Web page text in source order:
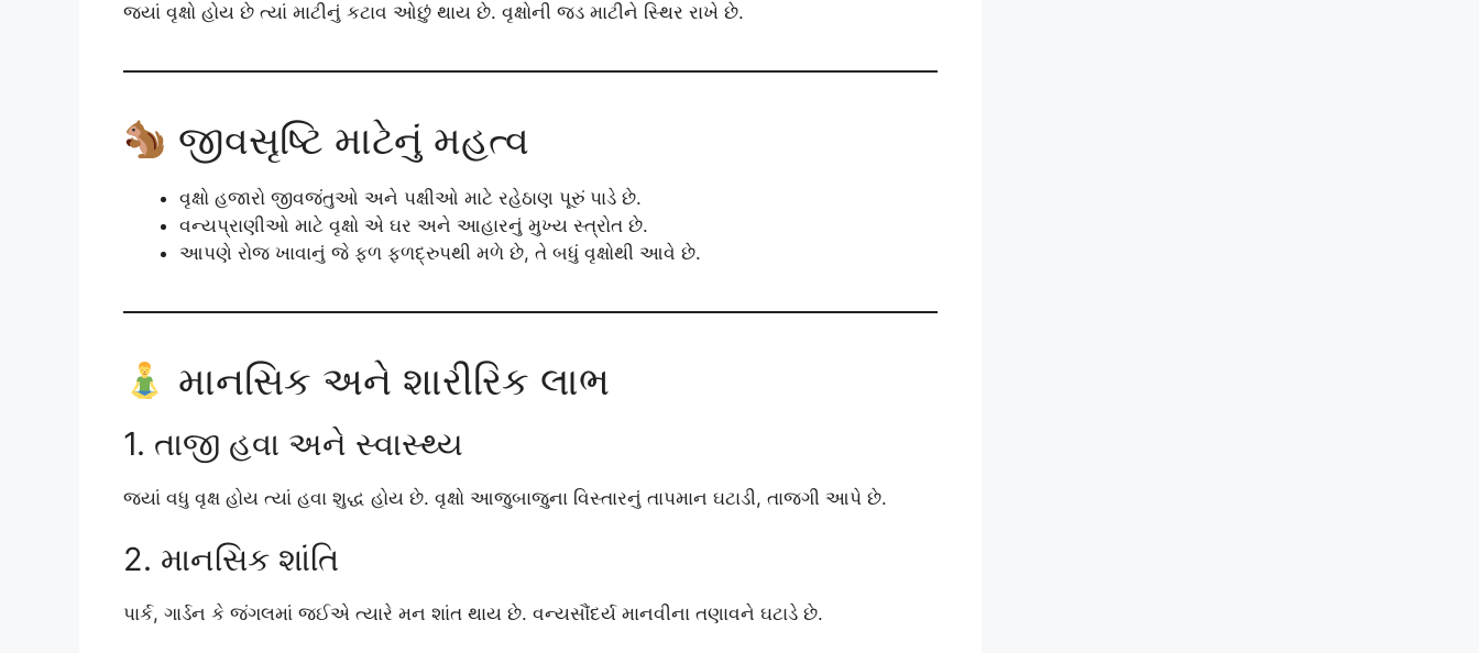
જ્યાં વૃક્ષો હોય છે ત્યાં માટીનું કટાવ ઓછું થાય છે. વૃક્ષોની જડ માટીને સ્થિર રાખે છે.
જીવસૃષ્ટિ માટેનું મહત્વ
વૃક્ષો હજારો જીવજંતુઓ અને પક્ષીઓ માટે રહેઠાણ પૂરું પાડે છે.
વન્યપ્રાણીઓ માટે વૃક્ષો એ ઘર અને આહારનું મુખ્ય સ્ત્રોત છે.
આપણે રોજ ખાવાનું જે ફળ ફળદ્રુપથી મળે છે, તે બધું વૃક્ષોથી આવે છે.
માનસિક અને શારીરિક લાભ
1. તાજી હવા અને સ્વાસ્થ્ય
જ્યાં વધુ વૃક્ષ હોય ત્યાં હવા શુદ્ધ હોય છે. વૃક્ષો આજુબાજુના વિસ્તારનું તાપમાન ઘટાડી, તાજગી આપે છે.
2. માનસિક શાંતિ
પાર્ક, ગાર્ડન કે જંગલમાં જઈએ ત્યારે મન શાંત થાય છે. વન્યસૌંદર્ય માનવીના તણાવને ઘટાડે છે.